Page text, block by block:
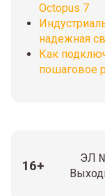
Octopus 7
надежная
Как
пошаговое
16+
ЭЛ